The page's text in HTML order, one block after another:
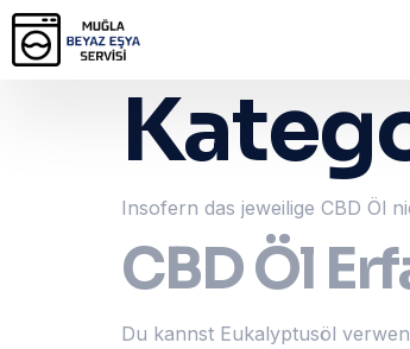
Insofern das jeweilige CBD Öl
CBD Öl
Du kannst Eukalyptusöl